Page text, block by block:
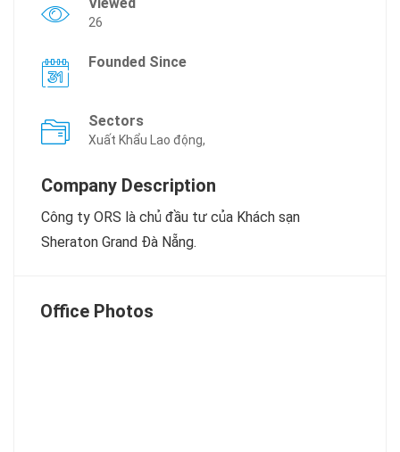
26
Founded Since
Sectors
Xuất Khẩu Lao động,
Company Description
Công ty ORS là chủ đầu tư của Khách sạn
Sheraton Grand Đà Nẵng.
Office Photos